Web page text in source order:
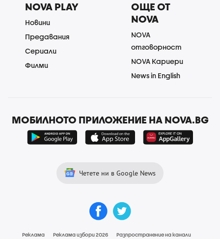
NOVA PLAY
Новини
Предавания
Сериали
Филми
ОЩЕ ОТ
NOVA
NOVA
отговорност
NOVA Кариери
News in English
МОБИЛНОТО ПРИЛОЖЕНИЕ НА NOVA.BG
Четете ни в Google News
Реклама Реклама избори 2026 Разпространение на канали